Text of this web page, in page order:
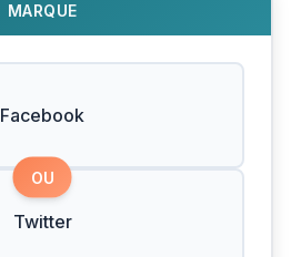
MARQUE
Facebook
OU
Twitter